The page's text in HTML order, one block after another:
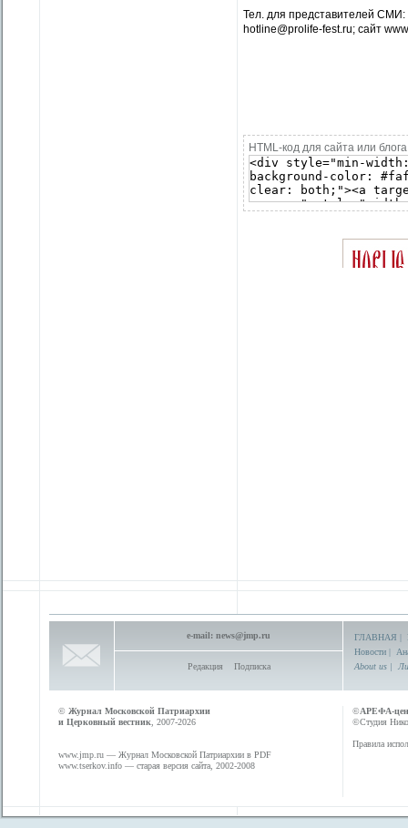
Тел. для представителей СМИ:
hotline@prolife-fest.ru; сайт
HTML-код для сайта или
e-mail: news@jmp.ru
Редакция Подписка
ГЛАВНАЯ |
Новости |
About us |
© Журнал Московской Патриархии
и Церковный вестник , 2007-2026
www.jmp.ru — Журнал Московской Патриархии в PDF
www.tserkov.info — старая версия сайта, 2002-2008
©АРЕФА-
©Студия
Правила